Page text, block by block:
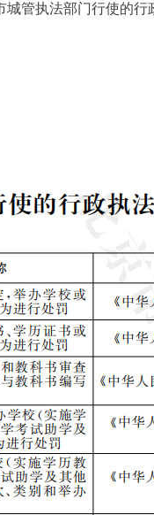
法部门行使的行